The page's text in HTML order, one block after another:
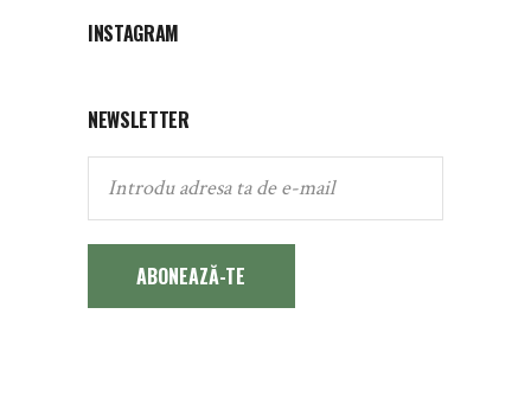
INSTAGRAM
NEWSLETTER
ABONEAZĂ-TE